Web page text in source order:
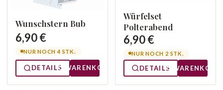
Wunschstern Bub
6,90 €
NUR NOCH 4 STK.
DETAILS WARENKORB
Würfelset
Polterabend
6,90 €
NUR NOCH 2 STK.
DETAILS WARENKORB